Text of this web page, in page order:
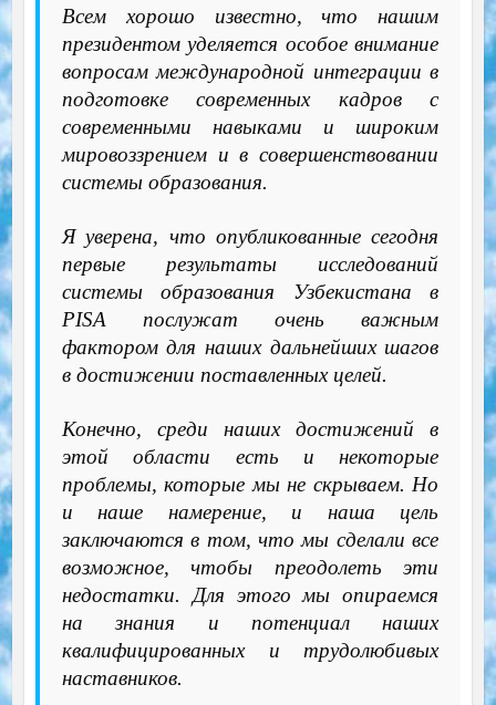
Всем хорошо известно, что нашим
президентом уделяется особое внимание
вопросам международной интеграции в
подготовке современных кадров с
современными навыками и широким
мировоззрением и в совершенствовании
системы образования.
Я уверена, что опубликованные сегодня
первые результаты исследований
системы образования Узбекистана в
PISA послужат очень важным
фактором для наших дальнейших шагов
в достижении поставленных целей.
Конечно, среди наших достижений в
этой области есть и некоторые
проблемы, которые мы не скрываем. Но
и наше намерение, и наша цель
заключаются в том, что мы сделали все
возможное, чтобы преодолеть эти
недостатки. Для этого мы опираемся
на знания и потенциал наших
квалифицированных и трудолюбивых
наставников.